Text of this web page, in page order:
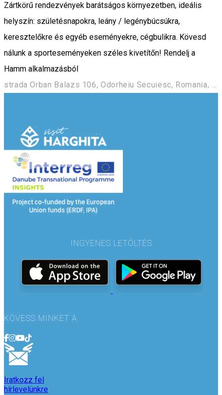
Zártkörű rendezvények barátságos környezetben, ideális
helyszín: születésnapokra, leány / legénybúcsúkra,
keresztelőkre és egyéb eseményekre, cégbulikra. Kövesd
nálunk a sporteseményeken széles kivetítőn! Rendelj a
Hamm alkalmazásból
strada Orban Balazs 106, Odorheiu Secuiesc, Romania, 535600
INGYENES LETÖLTÉS
KÖVESS MINKET A
Iratkozz fel
hírlevelünkre